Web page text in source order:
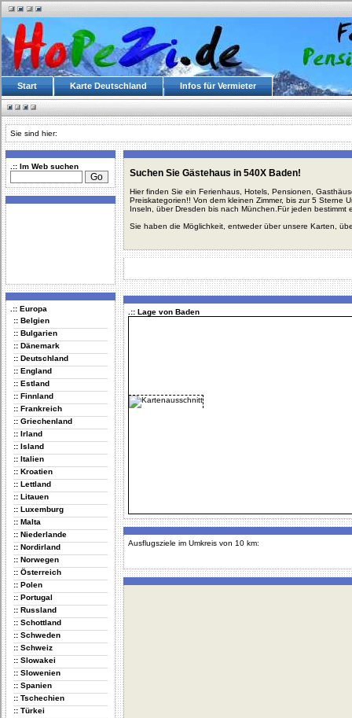
Start Karte Deutschland Infos für Vermieter
Sie sind hier:
.:: Im Web suchen
.:: Europa
:: Belgien
:: Bulgarien
:: Dänemark
:: Deutschland
:: England
:: Estland
:: Finnland
:: Frankreich
:: Griechenland
:: Irland
:: Island
:: Italien
:: Kroatien
:: Lettland
:: Litauen
:: Luxemburg
:: Malta
:: Niederlande
:: Nordirland
:: Norwegen
:: Österreich
:: Polen
:: Portugal
:: Russland
:: Schottland
:: Schweden
:: Schweiz
:: Slowakei
:: Slowenien
:: Spanien
:: Tschechien
:: Türkei
Suchen Sie Gästehaus in 540X Baden!
Hier finden Sie ein Ferienhaus, Hotels, Pensionen,
Preiskategorien!! Von dem kleinen Zimmer, bis zur 5 Sterne
Inseln, über Dresden bis nach München.Für jeden bestimmt
Sie haben die Möglichkeit, entweder über unsere Karten,
.:: Lage von Baden
Ausflugsziele im Umkreis von 10 km: